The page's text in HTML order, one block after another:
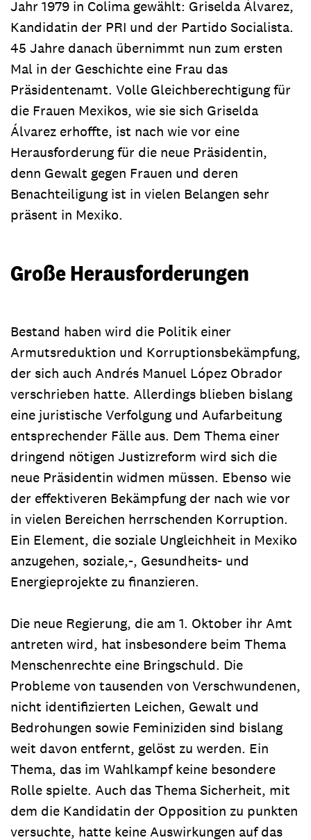
Jahr 1979 in Colima gewählt: Griselda Álvarez,
Kandidatin der PRI und der Partido Socialista.
45 Jahre danach übernimmt nun zum ersten
Mal in der Geschichte eine Frau das
Präsidentenamt. Volle Gleichberechtigung für
die Frauen Mexikos, wie sie sich Griselda
Álvarez erhoffte, ist nach wie vor eine
Herausforderung für die neue Präsidentin,
denn Gewalt gegen Frauen und deren
Benachteiligung ist in vielen Belangen sehr
präsent in Mexiko.
Große Herausforderungen
Bestand haben wird die Politik einer
Armutsreduktion und Korruptionsbekämpfung,
der sich auch Andrés Manuel López Obrador
verschrieben hatte. Allerdings blieben bislang
eine juristische Verfolgung und Aufarbeitung
entsprechender Fälle aus. Dem Thema einer
dringend nötigen Justizreform wird sich die
neue Präsidentin widmen müssen. Ebenso wie
der effektiveren Bekämpfung der nach wie vor
in vielen Bereichen herrschenden Korruption.
Ein Element, die soziale Ungleichheit in Mexiko
anzugehen, soziale,-, Gesundheits- und
Energieprojekte zu finanzieren.
Die neue Regierung, die am 1. Oktober ihr Amt
antreten wird, hat insbesondere beim Thema
Menschenrechte eine Bringschuld. Die
Probleme von tausenden von Verschwundenen,
nicht identifizierten Leichen, Gewalt und
Bedrohungen sowie Feminiziden sind bislang
weit davon entfernt, gelöst zu werden. Ein
Thema, das im Wahlkampf keine besondere
Rolle spielte. Auch das Thema Sicherheit, mit
dem die Kandidatin der Opposition zu punkten
versuchte, hatte keine Auswirkungen auf das